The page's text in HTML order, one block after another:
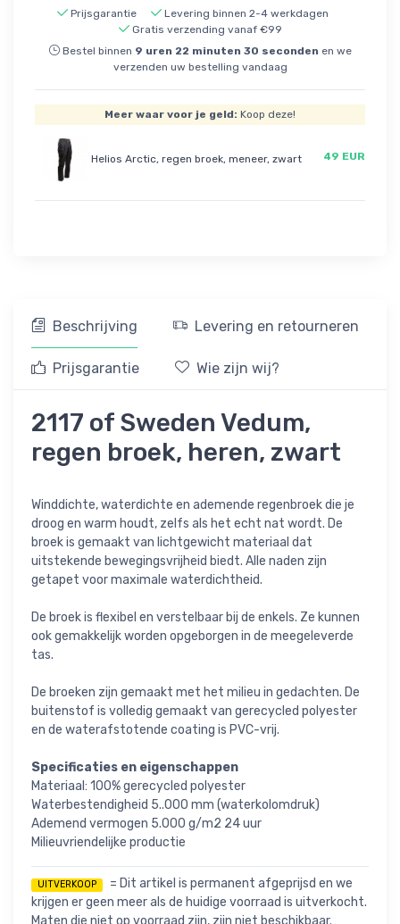
Prijsgarantie
Levering binnen 2-4 werkdagen
Gratis verzending vanaf €99
Bestel binnen 9 uren 22 minuten 30 seconden en we
verzenden uw bestelling vandaag
Meer waar voor je geld: Koop deze!
Helios Arctic, regen broek, meneer, zwart 49 EUR
Beschrijving Levering en retourneren
Prijsgarantie Wie zijn wij?
2117 of Sweden Vedum,
regen broek, heren, zwart
Winddichte, waterdichte en ademende regenbroek die je
droog en warm houdt, zelfs als het echt nat wordt. De
broek is gemaakt van lichtgewicht materiaal dat
uitstekende bewegingsvrijheid biedt. Alle naden zijn
getapet voor maximale waterdichtheid.
De broek is flexibel en verstelbaar bij de enkels. Ze kunnen
ook gemakkelijk worden opgeborgen in de meegeleverde
tas.
De broeken zijn gemaakt met het milieu in gedachten. De
buitenstof is volledig gemaakt van gerecycled polyester
en de waterafstotende coating is PVC-vrij.
Specificaties en eigenschappen
Materiaal: 100% gerecycled polyester
Waterbestendigheid 5..000 mm (waterkolomdruk)
Ademend vermogen 5.000 g/m2 24 uur
Milieuvriendelijke productie
UITVERKOOP
= Dit artikel is permanent afgeprijsd en we
krijgen er geen meer als de huidige voorraad is uitverkocht.